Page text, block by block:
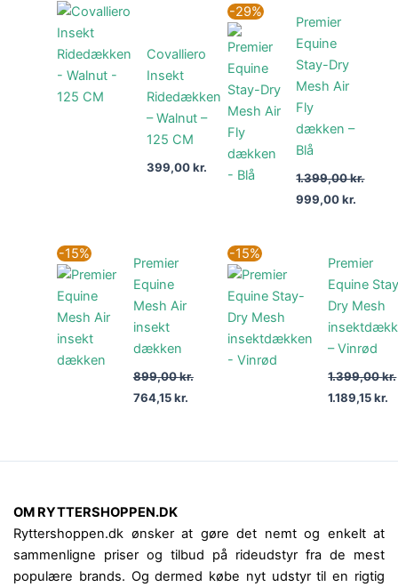
Covalliero
Insekt
Ridedækken
– Walnut –
125 CM
399,00kr.
-29%
Premier
Equine
Stay-Dry
Mesh Air
Fly
dækken –
Blå
1.399,00kr.
oprindelige
pris
var:
1.399,00 kr..
999,00kr.
-15%
Premier
Equine
Mesh Air
insekt
dækken
899,00kr.
oprindelige
pris
var:
899,00 kr..
764,15kr.
aktuelle
764,15 kr..
-15%
Premier
Equine
Dry Mesh
– Vinrød
1.399,00kr.
oprindelige
pris
var:
1.399,00
1.189,15kr.
OM RYTTERSHOPPEN.DK
Ryttershoppen.dk ønsker at gøre det nemt og enkelt at
sammenligne priser og tilbud på rideudstyr fra de mest
populære brands. Og dermed købe nyt udstyr til en rigtig